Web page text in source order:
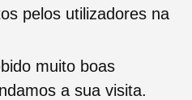
pelos utilizadores na
muito boas
a sua visita.